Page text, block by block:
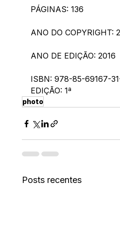
PÁGINAS: 136
ANO DO COPYRIGHT:
ANO DE EDIÇÃO: 2016
ISBN: 978-85-69167-
EDIÇÃO: 1ª
photo
Posts recentes